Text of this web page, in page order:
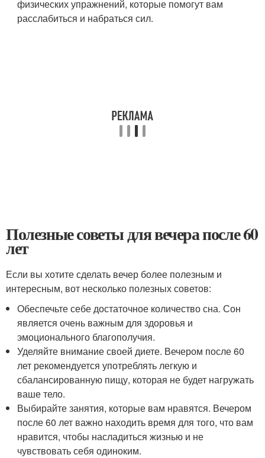
физических упражнений, которые помогут вам
расслабиться и набраться сил.
Полезные советы для вечера после 60
лет
Если вы хотите сделать вечер более полезным и
интересным, вот несколько полезных советов:
Обеспечьте себе достаточное количество сна. Сон
является очень важным для здоровья и
эмоционального благополучия.
Уделяйте внимание своей диете. Вечером после 60
лет рекомендуется употреблять легкую и
сбалансированную пищу, которая не будет нагружать
ваше тело.
Выбирайте занятия, которые вам нравятся. Вечером
после 60 лет важно находить время для того, что вам
нравится, чтобы насладиться жизнью и не
чувствовать себя одиноким.